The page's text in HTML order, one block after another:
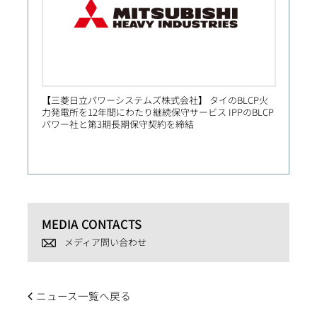
【三菱日立パワーシステムズ株式会社】 タイのBLCP火
力発電所を12年間にわたり継続保守サービス IPPのBLCP
パワー社と第3期長期保守契約を締結
MEDIA CONTACTS
メディア問い合わせ
ニュース一覧へ戻る